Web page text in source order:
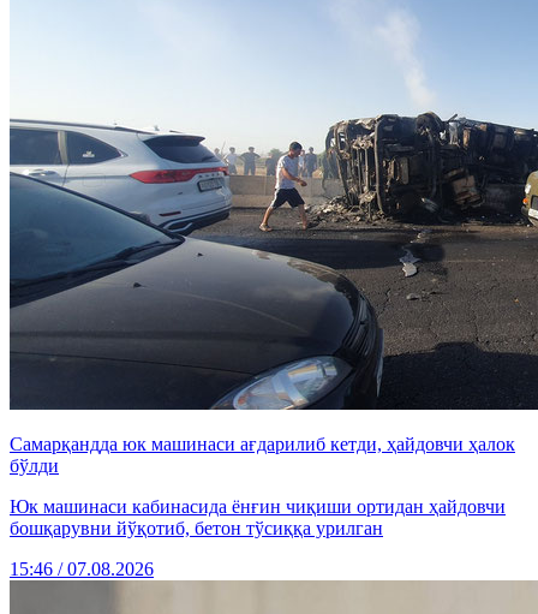
Самарқандда юк машинаси ағдарилиб кетди, ҳайдовчи ҳалок
бўлди
Юк машинаси кабинасида ёнғин чиқиши ортидан ҳайдовчи
бошқарувни йўқотиб, бетон тўсиққа урилган
15:46 / 07.08.2026